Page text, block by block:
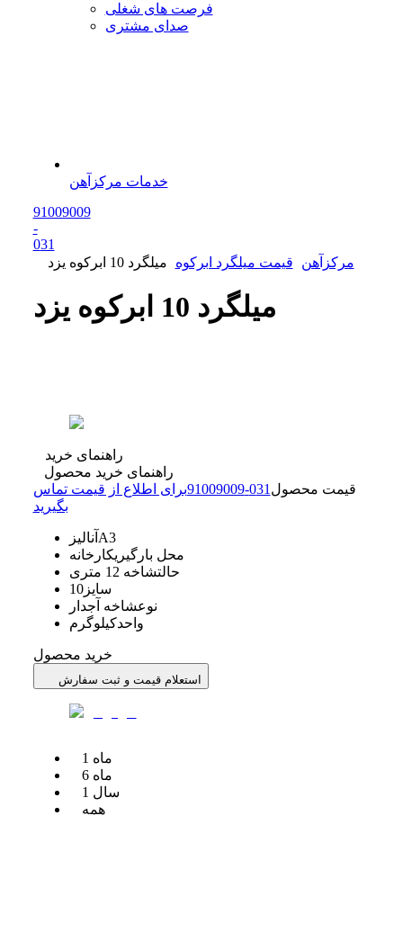
فرصت های شغلی
صدای مشتری
خدمات مرکزآهن
91009009
-
031
مرکزآهن
قیمت میلگرد ابرکوه میلگرد 10 ابرکوه یزد
میلگرد 10 ابرکوه یزد
راهنمای خرید
راهنمای خرید محصول
قیمت محصول
031
-
91009009برای اطلاع از قیمت تماس
بگیرید
آنالیز A3
محل بارگیریکارخانه
حالتشاخه 12 متری
سایز10
نوعشاخه آجدار
واحدکیلوگرم
خرید محصول
استعلام قیمت و ثبت سفارش
1 ماه
6 ماه
1 سال
همه